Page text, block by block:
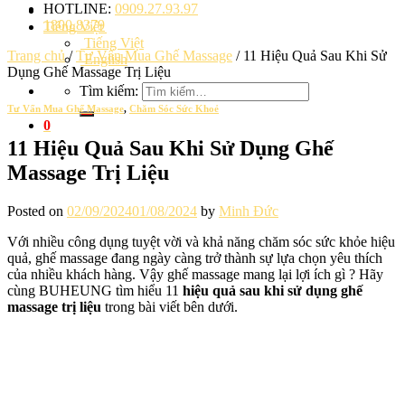
Tiếng Việt
Tiếng Việt
English
Tìm kiếm:
0
HOTLINE: 0909.27.93.97
1800.8379
Trang chủ / Tư Vấn Mua Ghế Massage /11 Hiệu Quả Sau Khi Sử
Dụng Ghế Massage Trị Liệu
Tư Vấn Mua Ghế Massage, Chăm Sóc Sức Khoẻ
11 Hiệu Quả Sau Khi Sử Dụng Ghế
Massage Trị Liệu
Posted on 02/09/202401/08/2024 by Minh Đức
Với nhiều công dụng tuyệt vời và khả năng chăm sóc sức khỏe hiệu
quả, ghế massage đang ngày càng trở thành sự lựa chọn yêu thích
của nhiều khách hàng. Vậy ghế massage mang lại lợi ích gì ? Hãy
cùng BUHEUNG tìm hiểu 11 hiệu quả sau khi sử dụng ghế
massage trị liệu trong bài viết bên dưới.